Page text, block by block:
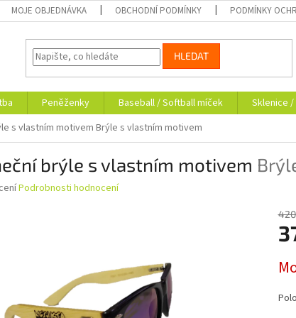
MOJE OBJEDNÁVKA OBCHODNÍ PODMÍNKY PODMÍNKY
HLEDAT
Peněženky Baseball / Softball míček Sklenice
s vlastním motivem Brýle s vlastním motivem
brýle s vlastním motivem
Podrobnosti hodnocení